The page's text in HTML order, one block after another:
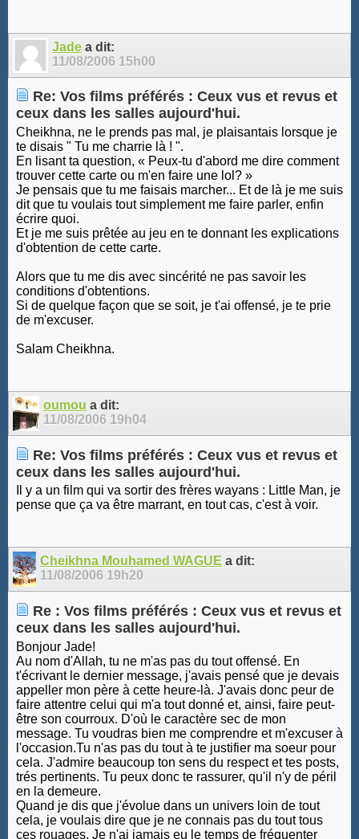
Jade a dit:
11/08/2006 15h00
Re: Vos films préférés : Ceux vus et revus et
ceux dans les salles aujourd'hui.
Cheikhna, ne le prends pas mal, je plaisantais lorsque je
te disais " Tu me charrie là ! ".
En lisant ta question, « Peux-tu d'abord me dire comment
trouver cette carte ou m'en faire une lol? »
Je pensais que tu me faisais marcher... Et de là je me suis
dit que tu voulais tout simplement me faire parler, enfin
écrire quoi.
Et je me suis prêtée au jeu en te donnant les explications
d'obtention de cette carte.
Alors que tu me dis avec sincérité ne pas savoir les
conditions d'obtentions.
Si de quelque façon que se soit, je t'ai offensé, je te prie
de m'excuser.
Salam Cheikhna.
oumou a dit:
11/08/2006 19h04
Re: Vos films préférés : Ceux vus et revus et
ceux dans les salles aujourd'hui.
Il y a un film qui va sortir des frères wayans : Little Man, je
pense que ça va être marrant, en tout cas, c'est à voir.
Cheikhna Mouhamed WAGUE a dit:
11/08/2006 19h20
Re : Vos films préférés : Ceux vus et revus et
ceux dans les salles aujourd'hui.
Bonjour Jade!
Au nom d'Allah, tu ne m'as pas du tout offensé. En
t'écrivant le dernier message, j'avais pensé que je devais
appeller mon père à cette heure-là. J'avais donc peur de
faire attentre celui qui m'a tout donné et, ainsi, faire peut-
être son courroux. D'où le caractère sec de mon
message. Tu voudras bien me comprendre et m'excuser à
l'occasion.Tu n'as pas du tout à te justifier ma soeur pour
cela. J'admire beaucoup ton sens du respect et tes posts,
trés pertinents. Tu peux donc te rassurer, qu'il n'y de péril
en la demeure.
Quand je dis que j'évolue dans un univers loin de tout
cela, je voulais dire que je ne connais pas du tout tous
ces rouages. Je n'ai jamais eu le temps de fréquenter